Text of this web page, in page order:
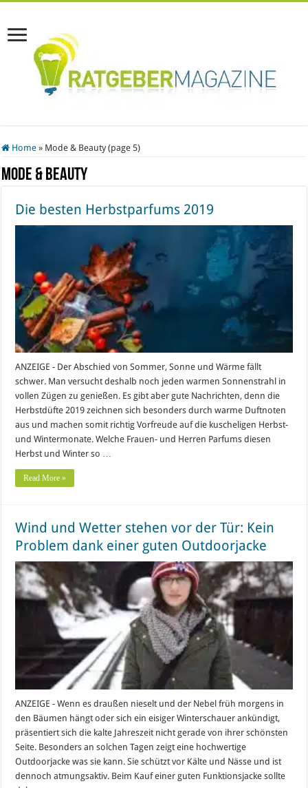
Home » Mode & Beauty (page 5)
Mode & Beauty
Die besten Herbstparfums 2019
ANZEIGE - Der Abschied von Sommer, Sonne und Wärme fällt
schwer. Man versucht deshalb noch jeden warmen Sonnenstrahl in
vollen Zügen zu genießen. Es gibt aber gute Nachrichten, denn die
Herbstdüfte 2019 zeichnen sich besonders durch warme Duftnoten
aus und machen somit richtig Vorfreude auf die kuscheligen Herbst-
und Wintermonate. Welche Frauen- und Herren Parfums diesen
Herbst und Winter so …
Read More »
Wind und Wetter stehen vor der Tür: Kein
Problem dank einer guten Outdoorjacke
ANZEIGE - Wenn es draußen nieselt und der Nebel früh morgens in
den Bäumen hängt oder sich ein eisiger Winterschauer ankündigt,
präsentiert sich die kalte Jahreszeit nicht gerade von ihrer schönsten
Seite. Besonders an solchen Tagen zeigt eine hochwertige
Outdoorjacke was sie kann. Sie schützt vor Kälte und Nässe und ist
dennoch atmungsaktiv. Beim Kauf einer guten Funktionsjacke sollte